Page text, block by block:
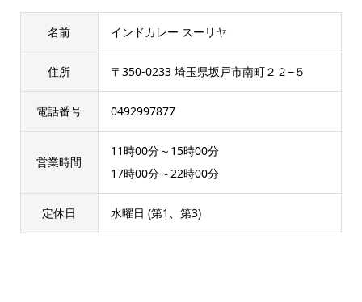
名前 インドカレー スーリヤ
住所 〒350-0233 埼玉県坂戸市南町２２−５
電話番号 0492997877
営業時間
11時00分～15時00分
17時00分～22時00分
定休日 水曜日 (第1、第3)